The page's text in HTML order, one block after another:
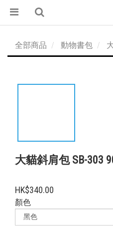
全部商品 動物書包
大貓斜肩包 SB-303
HK$340.00
顏色